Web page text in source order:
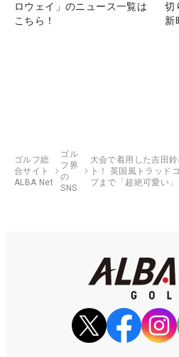
ロウェイ」のニュース一覧は
こちら！
切
新
ゴルフ総
合サイト
ALBA Net
ゴル
フ界
の
SNS
大会で着用した吉田
ト！ 英国風トラッド
プまで「超絶可愛い」